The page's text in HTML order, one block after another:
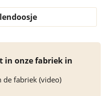
in onze fabriek in
de fabriek (video)